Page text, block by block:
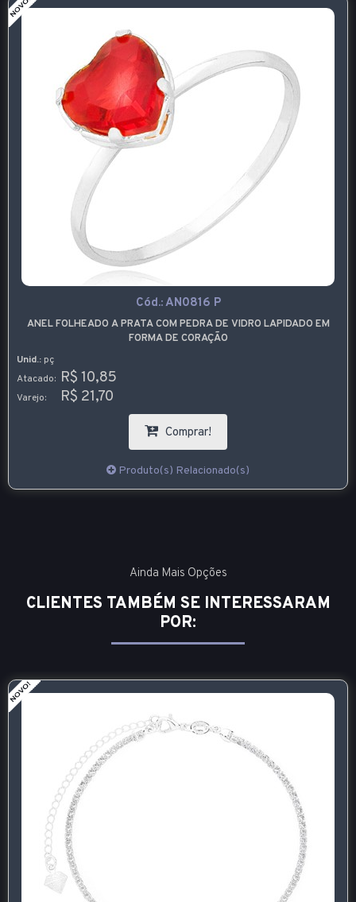
Cód.:AN0816 P
ANEL FOLHEADO A PRATA COM PEDRA DE VIDRO LAPIDADO EM
FORMA DE CORAÇÃO
Unid.: pç
Atacado: R$ 10,85
Varejo: R$ 21,70
Comprar!
Produto(s) Relacionado(s)
Ainda Mais Opções
CLIENTES TAMBÉM SE INTERESSARAM
POR: